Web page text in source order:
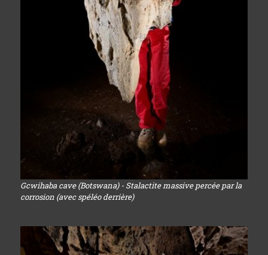
Gcwihaba cave (Botswana) - Stalactite massive percée par la
corrosion (avec spéléo derrière)